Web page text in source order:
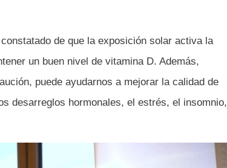
de que la exposición solar activa la
un buen nivel de vitamina D. Además,
puede ayudarnos a mejorar la calidad de
desarreglos hormonales, el estrés, el insomnio,